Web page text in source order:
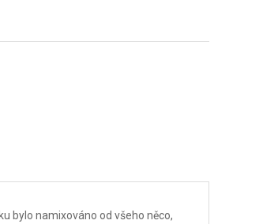
bylo namixováno od všeho něco,